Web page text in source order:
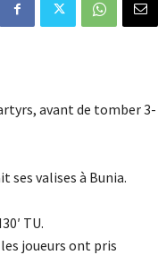
avant de tomber 3-
ses valises à Bunia.
TU.
joueurs ont pris